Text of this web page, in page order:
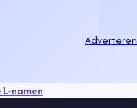
Adverteren
L-namen